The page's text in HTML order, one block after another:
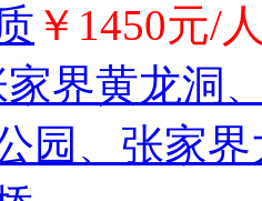
￥1450元/